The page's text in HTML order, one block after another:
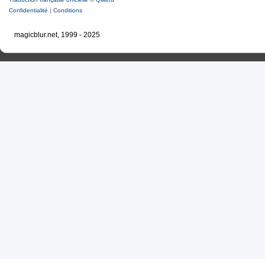
Confidentialité | Conditions
magicblur.net, 1999 - 2025